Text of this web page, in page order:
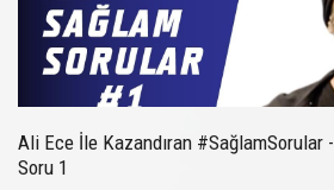
Ali Ece İle Kazandıran #SağlamSorular -
Soru 1